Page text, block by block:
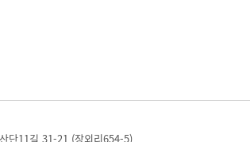
단11길 31-21 (장외리654-5)